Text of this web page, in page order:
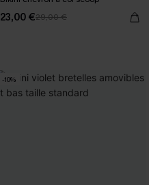
23,00 €29,00 €
-10%